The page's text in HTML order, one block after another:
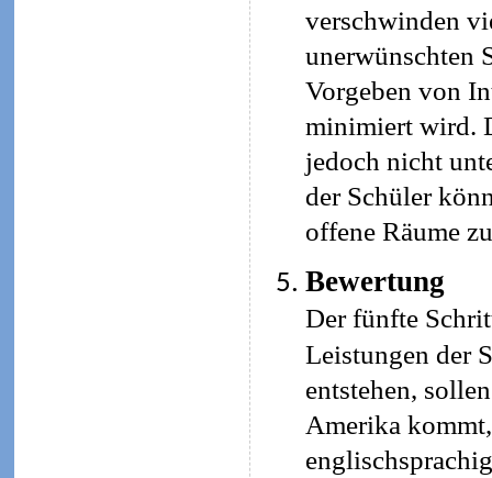
verschwinden
unerwünschten
Vorgeben von
minimiert wird.
jedoch nicht
der Schüler
offene Räume
Bewertung
Der fünfte
Leistungen der
entstehen,
Amerika